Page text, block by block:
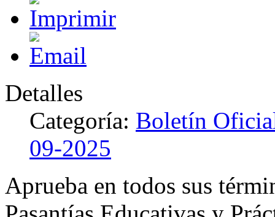
Detalles
Categoría: Boletín
09-2025
Aprueba en todos sus